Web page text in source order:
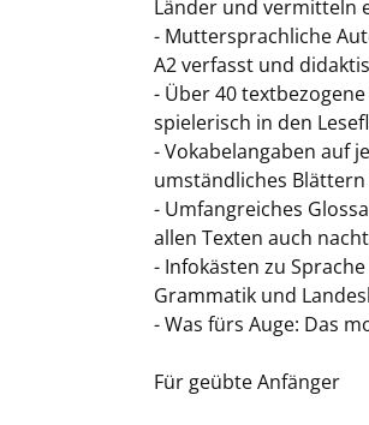
Länder und vermitteln
- Muttersprachliche
A2 verfasst und
- Über 40
spielerisch in den
- Vokabelangaben auf
umständliches
- Umfangreiches
allen Texten auch
- Infokästen zu
Grammatik und
- Was fürs Auge: Das
Für geübte Anfänger